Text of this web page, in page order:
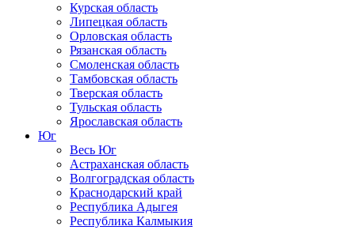
Курская область
Липецкая область
Орловская область
Рязанская область
Смоленская область
Тамбовская область
Тверская область
Тульская область
Ярославская область
Юг
Весь Юг
Астраханская область
Волгоградская область
Краснодарский край
Республика Адыгея
Республика Калмыкия